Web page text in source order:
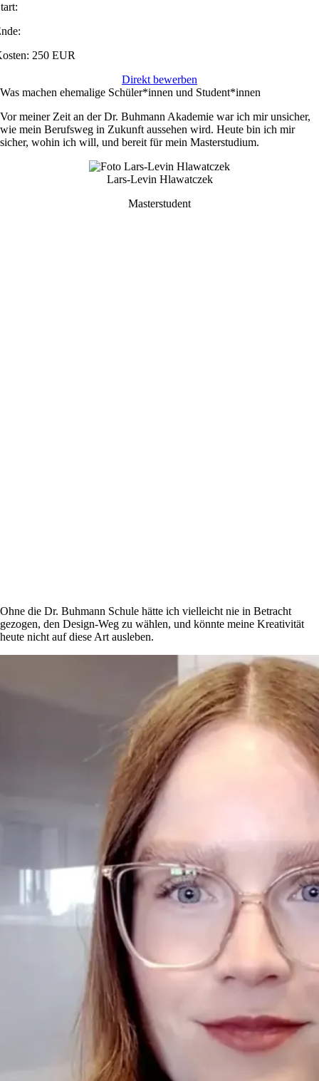
250 EUR
Direkt bewerben
Was machen ehemalige Schüler*innen und Student*innen
Vor meiner Zeit an der Dr. Buhmann Akademie war ich mir unsicher,
wie mein Berufsweg in Zukunft aussehen wird. Heute bin ich mir
sicher, wohin ich will, und bereit für mein Masterstudium.
Lars-Levin Hlawatczek
Masterstudent
Ohne die Dr. Buhmann Schule hätte ich vielleicht nie in Betracht
gezogen, den Design-Weg zu wählen, und könnte meine Kreativität
heute nicht auf diese Art ausleben.